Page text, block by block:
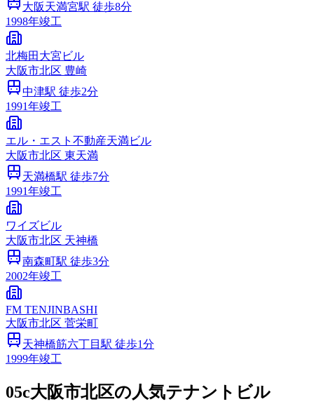
大阪天満宮駅 徒歩8分
1998年竣工
北梅田大宮ビル
大阪市北区 豊崎
中津駅 徒歩2分
1991年竣工
エル・エスト不動産天満ビル
大阪市北区 東天満
天満橋駅 徒歩7分
1991年竣工
ワイズビル
大阪市北区 天神橋
南森町駅 徒歩3分
2002年竣工
FM TENJINBASHI
大阪市北区 菅栄町
天神橋筋六丁目 駅 徒歩1分
1999年竣工
05c大阪市北区の人気テナントビル